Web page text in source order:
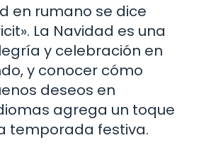
en rumano se dice
La Navidad es una
y celebración en
y conocer cómo
deseos en
agrega un toque
temporada festiva.